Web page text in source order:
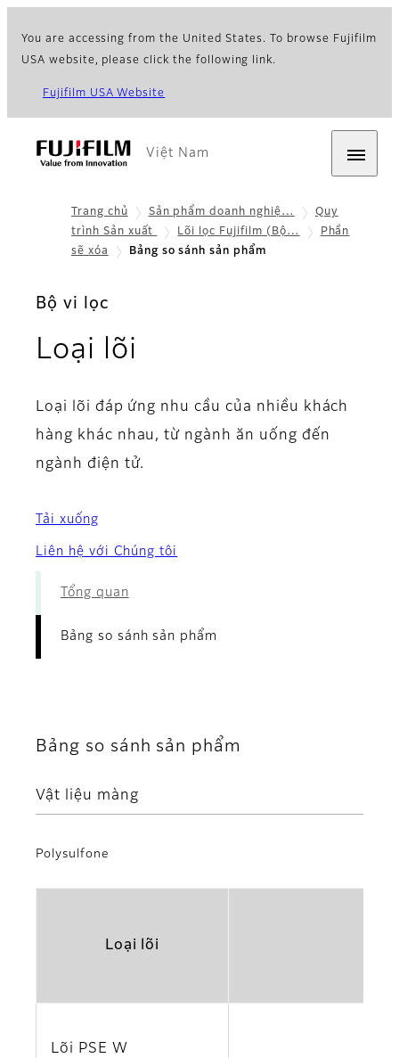
You are accessing from the United States. To browse Fujifilm
USA website, please click the following link.
Fujifilm USA Website
Việt Nam
Trang chủ Sản phẩm doanh nghiệ…
Quy
trình Sản xuất
Lõi lọc Fujifilm (Bộ…
Phần
sẽ xóa
Bảng so sánh sản phẩm
Bộ vi lọc
Loại lõi
Loại lõi đáp ứng nhu cầu của nhiều khách
hàng khác nhau, từ ngành ăn uống đến
ngành điện tử.
Tải xuống
Liên hệ với Chúng tôi
Tổng quan
Bảng so sánh sản phẩm
Bảng so sánh sản phẩm
Vật liệu màng
Polysulfone
Loại lõi
Lõi PSE W